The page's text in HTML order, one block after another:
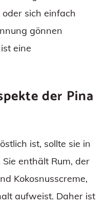
sich einfach
gönnen
eine
der Pina
ist, sollte sie in
enthält Rum, der
Kokosnusscreme,
aufweist. Daher ist